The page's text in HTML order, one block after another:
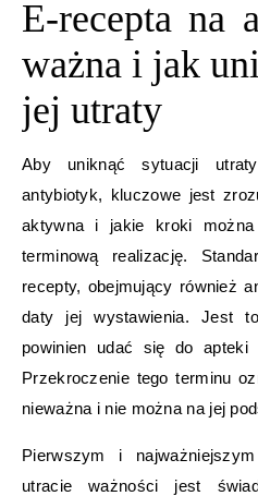
E-recepta na
ważna i jak
jej utraty
Aby uniknąć sytuacji
antybiotyk, kluczowe jest
aktywna i jakie kroki
terminową realizację.
recepty, obejmujący również
daty jej wystawienia. Jest
powinien udać się do
Przekroczenie tego terminu
nieważna i nie można na jej
Pierwszym i
utracie ważności jest